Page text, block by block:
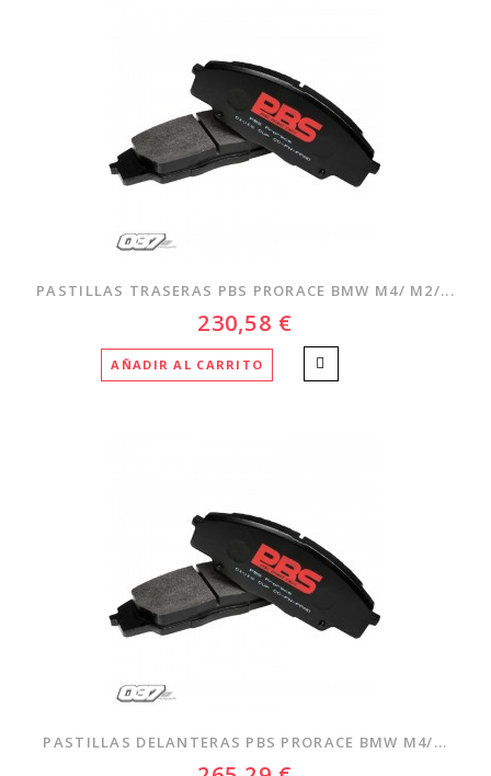
PASTILLAS TRASERAS PBS PRORACE BMW M4/ M2/...
230,58 €
AÑADIR AL CARRITO
PASTILLAS DELANTERAS PBS PRORACE BMW M4/...